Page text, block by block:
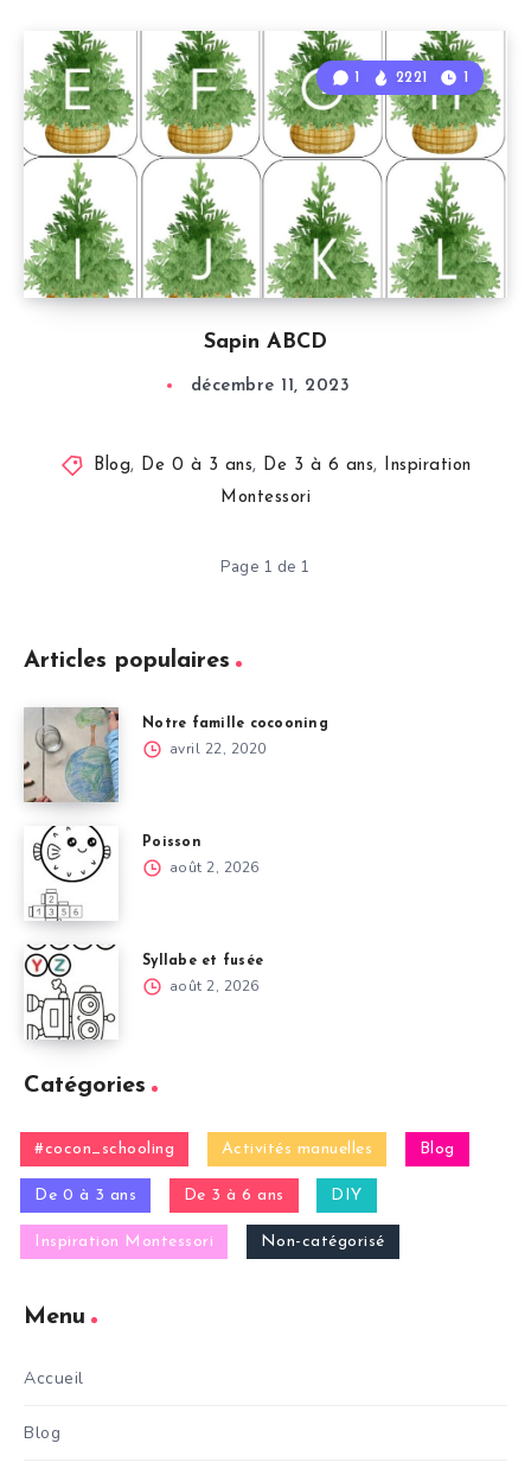
Sapin ABCD
1 2221 1
décembre 11, 2023
Blog, De 0 à 3 ans, De 3 à 6 ans, Inspiration
Montessori
Page 1 de 1
Articles populaires
Notre famille cocooning
avril 22, 2020
Poisson
août 2, 2026
Syllabe et fusée
août 2, 2026
Catégories
#cocon_schooling Activités manuelles Blog
De 0 à 3 ans De 3 à 6 ans DIY
Inspiration Montessori Non-catégorisé
Menu
Accueil
Blog